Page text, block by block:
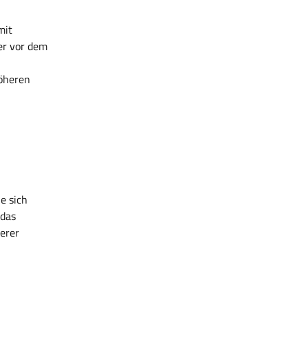
vor dem
sich